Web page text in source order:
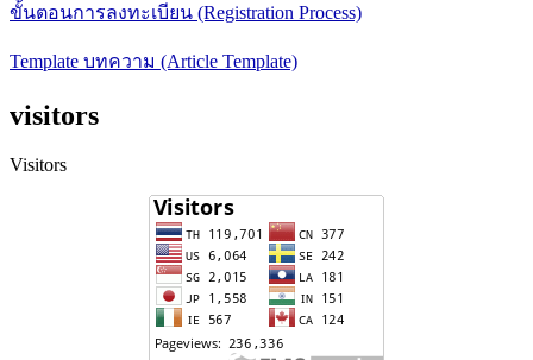
ขั้นตอนการลงทะเบียน (Registration Process)
Template บทความ (Article Template)
visitors
Visitors